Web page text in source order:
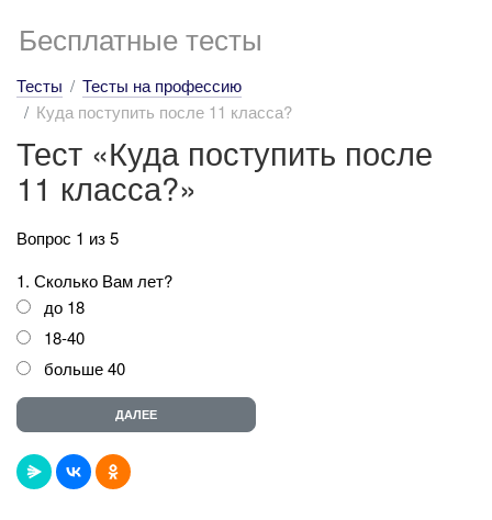
Бесплатные тесты
Тесты
Тесты на профессию
Куда поступить после 11 класса?
Тест «Куда поступить после
11 класса?»
Вопрос 1 из 5
1. Сколько Вам лет?
до 18
18-40
больше 40